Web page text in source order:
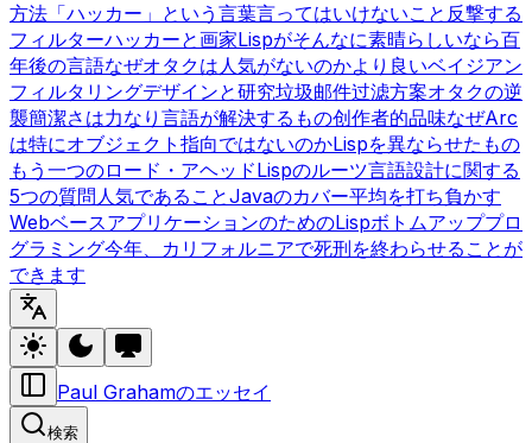
方法 「ハッカー」という言葉言ってはいけないこと 反撃する
フィルターハッカーと画家Lispがそんなに素晴らしいなら百
年後の言語なぜオタクは人気がないのかより良いベイジアン
フィルタリングデザインと研究垃圾邮件过滤方案オタクの逆
襲簡潔さは力なり 言語が解決するもの创作者的品味なぜArc
は特にオブジェクト指向ではないのかLispを異ならせたもの
もう一つのロード・アヘッドLispのルーツ言語設計に関する
5つの質問人気であることJavaのカバー平均を打ち負かす
WebベースアプリケーションのためのLispボトムアッププロ
グラミング今年、カリフォルニアで死刑を終わらせることが
できます
Paul Grahamのエッセイ
検索